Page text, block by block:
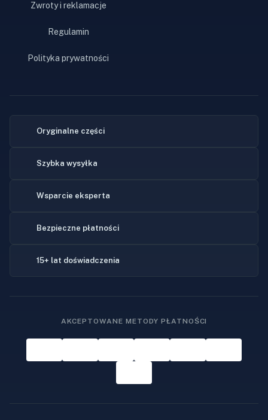
Zwroty i reklamacje
Regulamin
Polityka prywatności
Oryginalne części
Szybka wysyłka
Wsparcie eksperta
Bezpieczne płatności
15+ lat doświadczenia
AKCEPTOWANE METODY PŁATNOŚCI